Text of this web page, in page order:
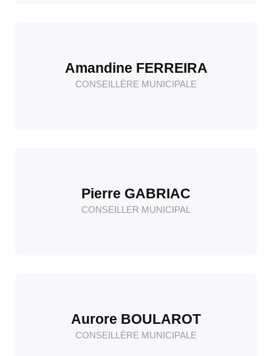
Amandine FERREIRA
CONSEILLÈRE MUNICIPALE
Pierre GABRIAC
CONSEILLER MUNICIPAL
Aurore BOULAROT
CONSEILLÈRE MUNICIPALE